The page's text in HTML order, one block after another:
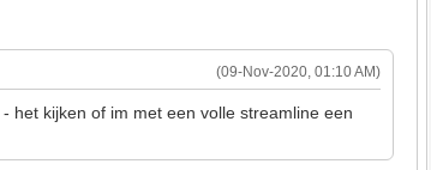
(09-Nov-2020, 01:10 AM)
het kijken of im met een volle streamline een